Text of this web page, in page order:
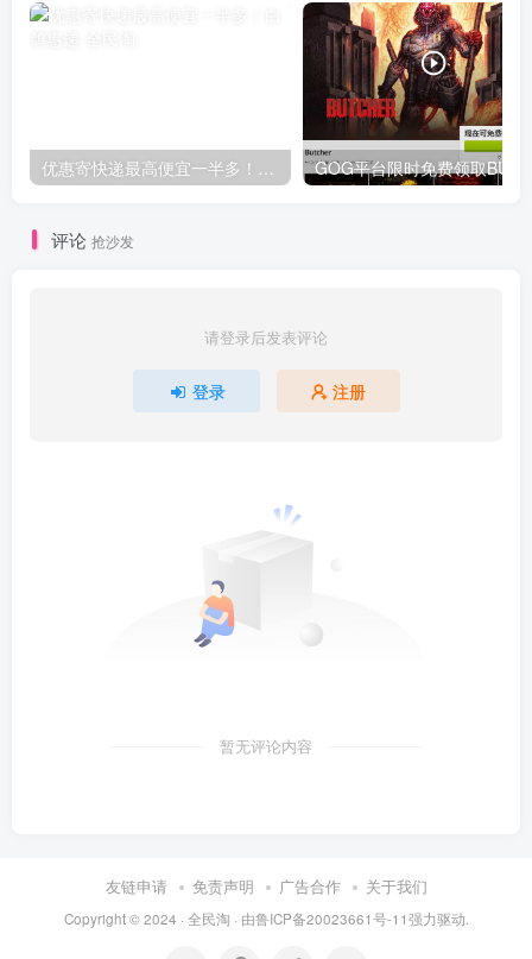
优惠寄快递最高便宜一半多！白鸽惠递
评论 抢沙发
请登录后发表评论
登录 注册
暂无评论内容
友链申请 免责声明 广告合作 关于我们
Copyright © 2024 · 全民淘 · 由鲁ICP备20023661号-11强力驱动.